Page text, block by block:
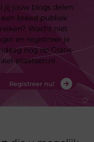
jij jouw blogs delen
een breed publiek
Wacht niet
en registreer je
nog op Gratis-
plaatsen.nl
Registreer nu!